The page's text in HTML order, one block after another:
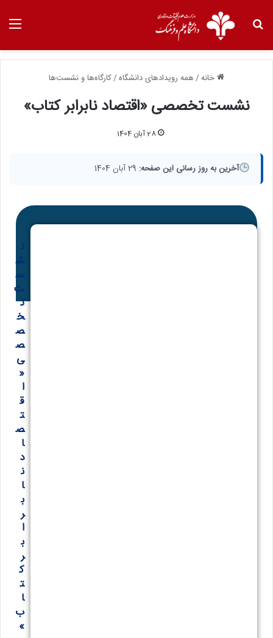
خانه/همه رویدادهای دانشگاه/کارگاه‌ها و نشست‌ها
نشست تخصصی «اقتصاد نابرابر کتاب»
28 آبان 1404
آخرین به روز رسانی این صفحه:
ن
ش
س
ت
ت
خ
ص
ص
ی
«
ا
ق
ت
ص
ا
د
ن
ا
ب
ر
ا
ب
ر
ک
ت
ا
ب
»